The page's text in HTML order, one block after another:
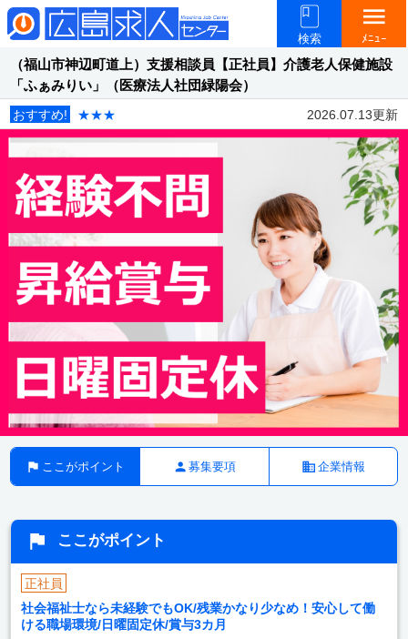
検索
menu
ﾒﾆｭｰ
（福山市神辺町道上）支援相談員【正社員】介護老人保健施設
「ふぁみりい」（医療法人社団緑陽会）
おすすめ! ★★★ 2026.07.13更新
ここがポイント 募集要項 企業情報
ここがポイント
正社員
社会福祉士なら未経験でもOK/残業かなり少なめ！安心して働
ける職場環境/日曜固定休/賞与3カ月